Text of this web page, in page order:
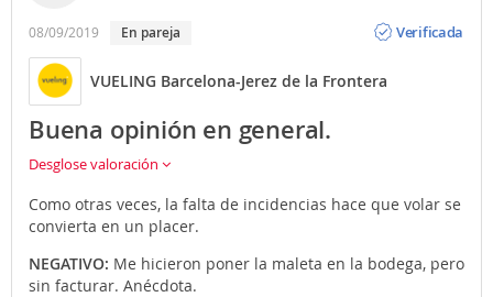
08/09/2019 En pareja
Verificada
VUELING Barcelona-Jerez de la Frontera
Buena opinión en general.
Desglose valoración
Como otras veces, la falta de incidencias hace que volar se
convierta en un placer.
NEGATIVO: Me hicieron poner la maleta en la bodega, pero
sin facturar. Anécdota.